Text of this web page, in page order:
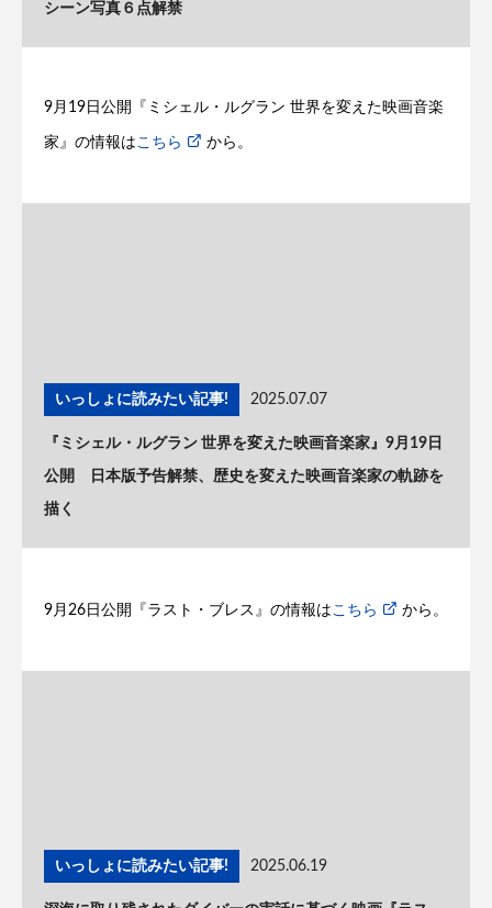
シーン写真６点解禁
9月19日公開『ミシェル・ルグラン 世界を変えた映画音楽
家』の情報はこちら から。
いっしょに読みたい記事! 2025.07.07
『ミシェル・ルグラン 世界を変えた映画音楽家』9月19日
公開 日本版予告解禁、歴史を変えた映画音楽家の軌跡を
描く
9月26日公開『ラスト・ブレス』の情報は こちら から。
いっしょに読みたい記事! 2025.06.19